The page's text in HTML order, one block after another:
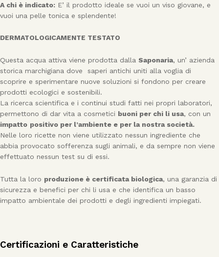
A chi è indicato: E’ il prodotto ideale se vuoi un viso giovane, e
vuoi una pelle tonica e splendente!
DERMATOLOGICAMENTE TESTATO
Questa acqua attiva viene prodotta dalla Saponaria, un’ azienda
storica marchigiana dove saperi antichi uniti alla voglia di
scoprire e sperimentare nuove soluzioni si fondono per creare
prodotti ecologici e sostenibili.
La ricerca scientifica e i continui studi fatti nei propri laboratori,
permettono di dar vita a cosmetici buoni per chi li usa, con un
impatto positivo per l’ambiente e per la nostra società.
Nelle loro ricette non viene utilizzato nessun ingrediente che
abbia provocato sofferenza sugli animali, e da sempre non viene
effettuato nessun test su di essi.
Tutta la loro produzione è certificata biologica, una garanzia di
sicurezza e benefici per chi li usa e che identifica un basso
impatto ambientale dei prodotti e degli ingredienti impiegati.
Certificazioni e Caratteristiche